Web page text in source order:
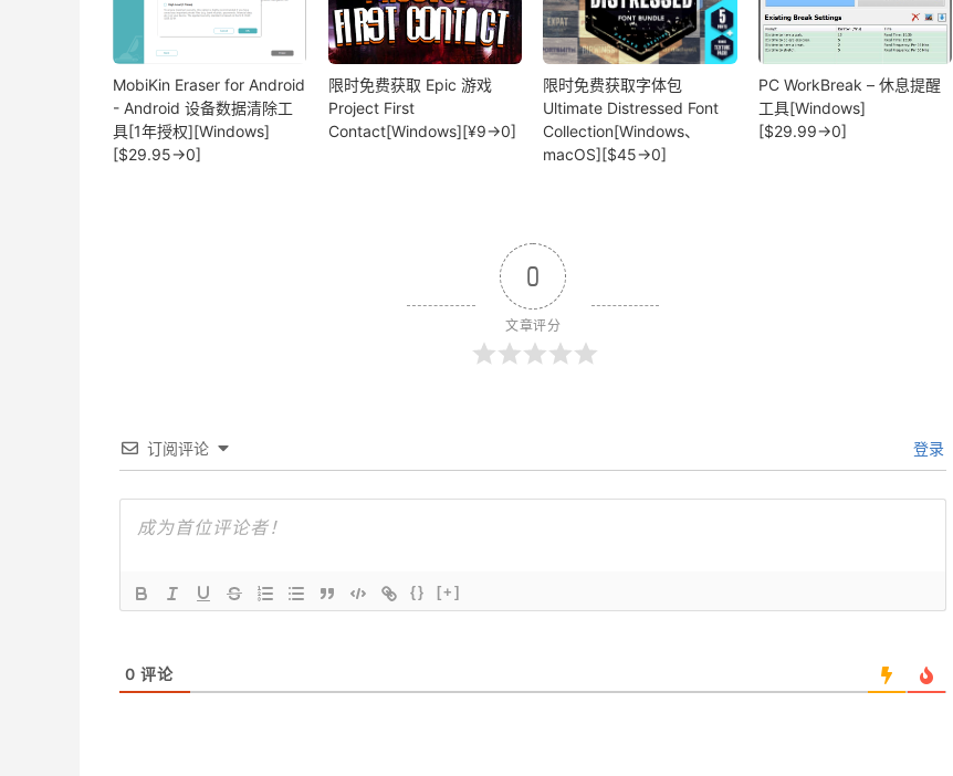
MobiKin Eraser for Android
- Android 设备数据清除工
具[1年授权][Windows]
[$29.95→0]
限时免费获取 Epic 游戏
Project First
Contact[Windows][¥9→0]
限时免费获取字体包
Ultimate Distressed Font
Collection[Windows、
macOS][$45→0]
PC WorkBreak – 休息提醒
工具[Windows]
[$29.99→0]
0
文章评分
订阅评论 登录
{} [+]
0 评论